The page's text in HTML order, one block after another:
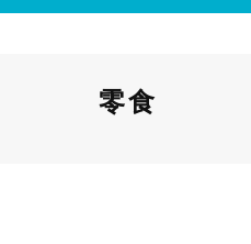
零食